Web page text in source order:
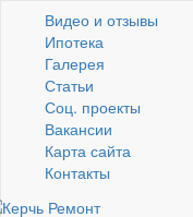
Видео и отзывы
Ипотека
Галерея
Статьи
Соц. проекты
Вакансии
Карта сайта
Контакты